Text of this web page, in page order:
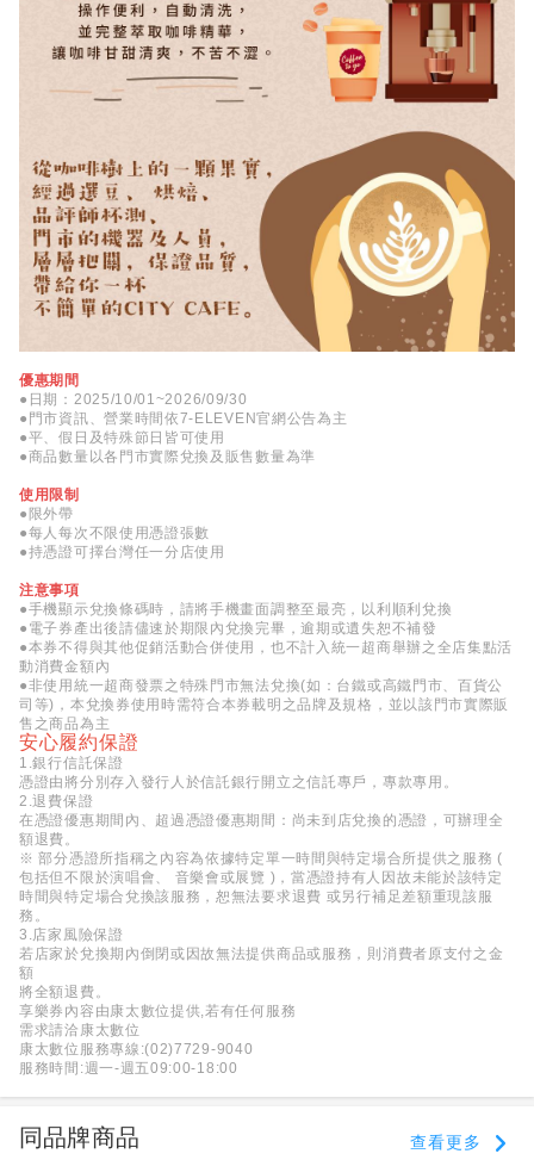
優惠期間
●日期：2025/10/01~2026/09/30
●門市資訊、營業時間依7-ELEVEN官網公告為主
●平、假日及特殊節日皆可使用
●商品數量以各門市實際兌換及販售數量為準
使用限制
●限外帶
●每人每次不限使用憑證張數
●持憑證可擇台灣任一分店使用
注意事項
●手機顯示兌換條碼時，請將手機畫面調整至最亮，以利順利兌換
●電子券產出後請儘速於期限內兌換完畢，逾期或遺失恕不補發
●本券不得與其他促銷活動合併使用，也不計入統一超商舉辦之全店集點活
動消費金額內
●非使用統一超商發票之特殊門市無法兌換(如：台鐵或高鐵門市、百貨公
司等)，本兌換券使用時需符合本券載明之品牌及規格，並以該門市實際販
售之商品為主
安心履約保證
1.銀行信託保證
憑證由將分別存入發行人於信託銀行開立之信託專戶，專款專用。
2.退費保證
在憑證優惠期間內、超過憑證優惠期間：尚未到店兌換的憑證，可辦理全
額退費。
※ 部分憑證所指稱之內容為依據特定單一時間與特定場合所提供之服務 (
包括但不限於演唱會、 音樂會或展覽 )，當憑證持有人因故未能於該特定
時間與特定場合兌換該服務，恕無法要求退費 或另行補足差額重現該服
務。
3.店家風險保證
若店家於兌換期內倒閉或因故無法提供商品或服務，則消費者原支付之金
額
將全額退費。
享樂券內容由康太數位提供,若有任何服務
需求請洽康太數位
康太數位服務專線:(02)7729-9040
服務時間:週一-週五09:00-18:00
同品牌商品 查看更多